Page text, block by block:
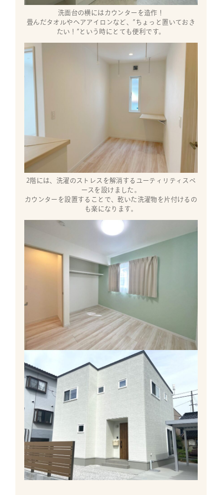
洗面台の横にはカウンターを造作！
畳んだタオルやヘアアイロンなど、”ちょっと置いておき
たい！”という時にとても便利です。
2階には、洗濯のストレスを解消するユーティリティスペ
ースを設けました。
カウンターを設置することで、乾いた洗濯物を片付けるの
も楽になります。